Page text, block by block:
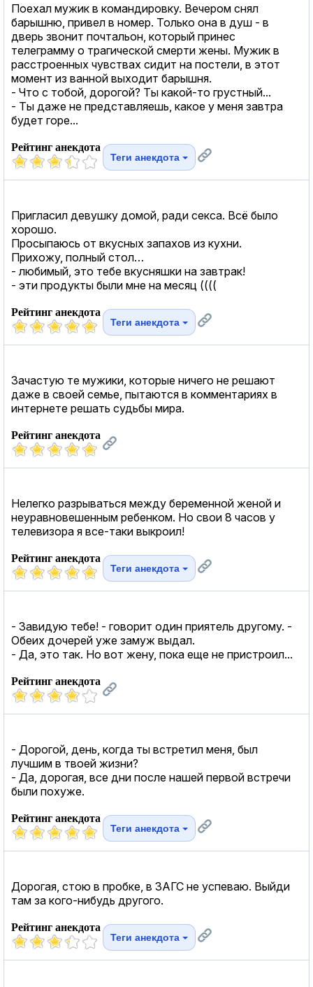
Поехал мужик в командировку. Вечером снял
барышню, привел в номер. Только она в душ - в
дверь звонит почтальон, который принес
телеграмму о трагической смерти жены. Мужик в
расстроенных чувствах сидит на постели, в этот
момент из ванной выходит барышня.
- Что с тобой, дорогой? Ты какой-то грустный...
- Ты даже не представляешь, какое у меня завтра
будет горе...
Рейтинг анекдота
Теги анекдота
Пригласил девушку домой, ради секса. Всё было
хорошо.
Просыпаюсь от вкусных запахов из кухни.
Прихожу, полный стол…
- любимый, это тебе вкусняшки на завтрак!
- эти продукты были мне на месяц ((((
Рейтинг анекдота
Теги анекдота
Зачастую те мужики, которые ничего не решают
даже в своей семье, пытаются в комментариях в
интернете решать судьбы мира.
Рейтинг анекдота
Нелегко разрываться между беременной женой и
неуравновешенным ребенком. Но свои 8 часов у
телевизора я все-таки выкроил!
Рейтинг анекдота
Теги анекдота
- Завидую тебе! - говорит один приятель другому. -
Обеих дочерей уже замуж выдал.
- Да, это так. Но вот жену, пока еще не пристроил...
Рейтинг анекдота
- Дорогой, день, когда ты встретил меня, был
лучшим в твоей жизни?
- Да, дорогая, все дни после нашей первой встречи
были похуже.
Рейтинг анекдота
Теги анекдота
Дорогая, стою в пробке, в ЗАГС не успеваю. Выйди
там за кого-нибудь другого.
Рейтинг анекдота
Теги анекдота